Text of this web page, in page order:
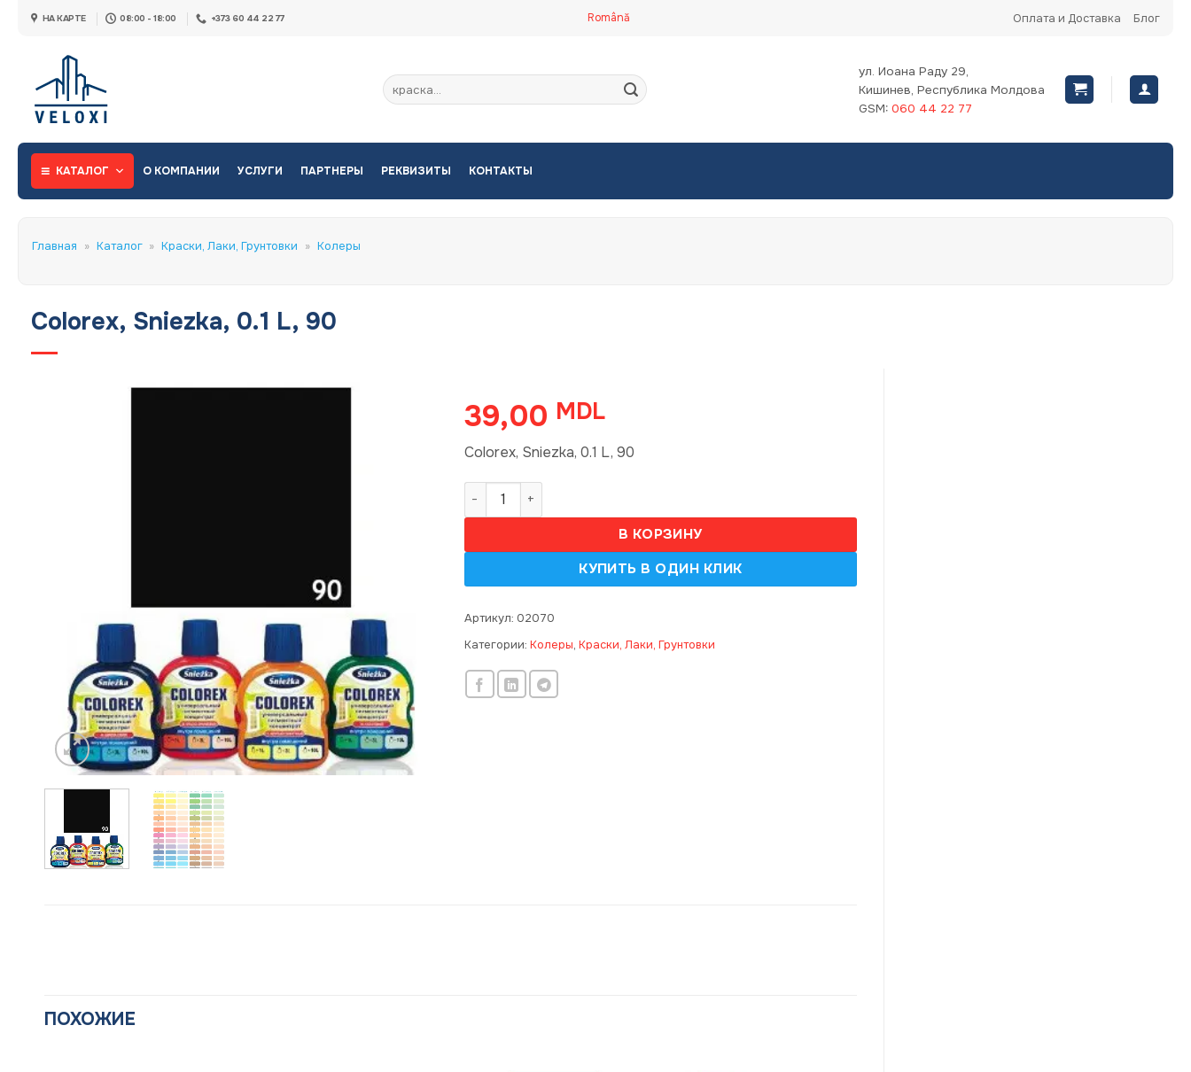
НА КАРТЕ 08:00 - 18:00 +373 60 44 22 77 Română Оплата и Доставка Блог
Искать:
ул. Иоана Раду 29,
Кишинев, Республика Молдова
GSM: 060 44 22 77
КАТАЛОГ О КОМПАНИИ УСЛУГИ ПАРТНЕРЫ РЕКВИЗИТЫ КОНТАКТЫ
Главная » Каталог » Краски, Лаки, Грунтовки » Колеры
Colorex, Sniezka, 0.1 L, 90
39,00 MDL
Colorex, Sniezka, 0.1 L, 90
Количество товара Colorex, Sniezka, 0.1 L, 90
В КОРЗИНУ
Артикул: 02070
Категории: Колеры, Краски, Лаки, Грунтовки
ПОХОЖИЕ